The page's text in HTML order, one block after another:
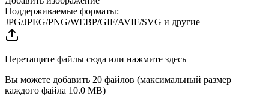
Поддерживаемые форматы:
JPG/JPEG/PNG/WEBP/GIF/AVIF/SVG и другие
Перетащите файлы сюда или нажмите здесь
Вы можете добавить 20 файлов (максимальный размер
каждого файла 10.0 MB)